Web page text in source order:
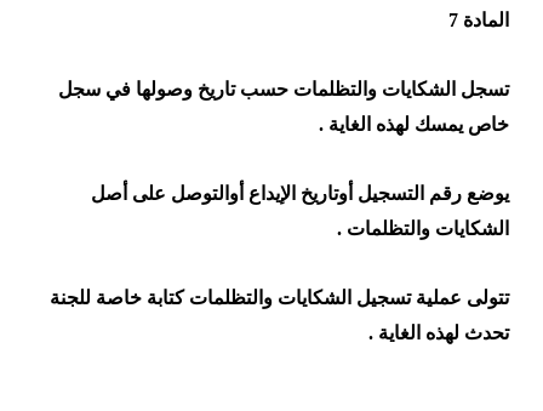
المادة 7
تسجل الشكايات والتظلمات حسب تاريخ وصولها في سجل
خاص يمسك لهذه الغاية .
يوضع رقم التسجيل أوتاريخ الإيداع أوالتوصل على أصل
الشكايات والتظلمات .
تتولى عملية تسجيل الشكايات والتظلمات كتابة خاصة للجنة
تحدث لهذه الغاية .